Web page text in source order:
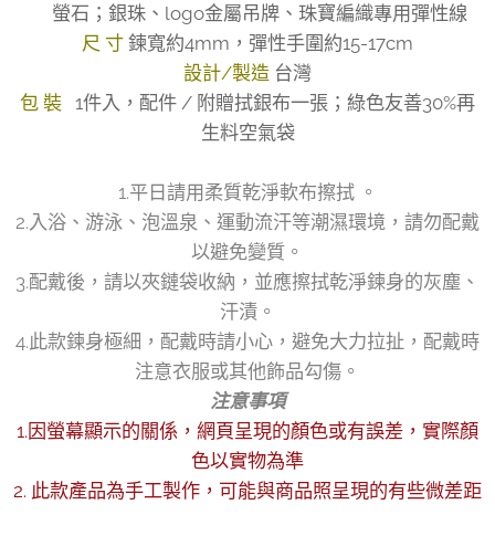
✅螢石；銀珠、logo金屬吊牌、珠寶編織專用彈性線
尺 寸 鍊寬約4mm，彈性手圍約15-17cm
設計/製造 台灣
包 裝 1件入，配件 / 附贈拭銀布一張；綠色友善30%再
生料空氣袋
1.平日請用柔質乾淨軟布擦拭 。
2.入浴、游泳、泡溫泉、運動流汗等潮濕環境，請勿配戴
以避免變質。
3.配戴後，請以夾鏈袋收納，並應擦拭乾淨鍊身的灰塵、
汗漬。
4.此款鍊身極細，配戴時請小心，避免大力拉扯，配戴時
注意衣服或其他飾品勾傷。
注意事項
1.因螢幕顯示的關係，網頁呈現的顏色或有誤差，實際顏
色以實物為準
2. 此款產品為手工製作，可能與商品照呈現的有些微差距